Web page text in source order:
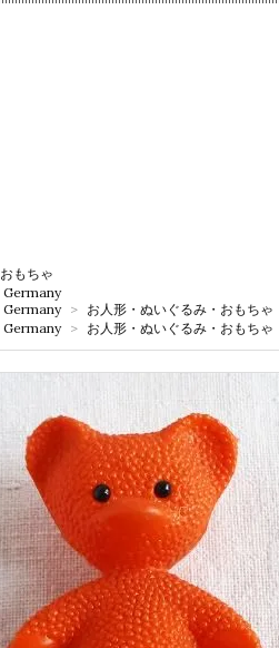
おもちゃ
Germany
Germany > お人形・ぬいぐるみ・おもちゃ
Germany > お人形・ぬいぐるみ・おもちゃ